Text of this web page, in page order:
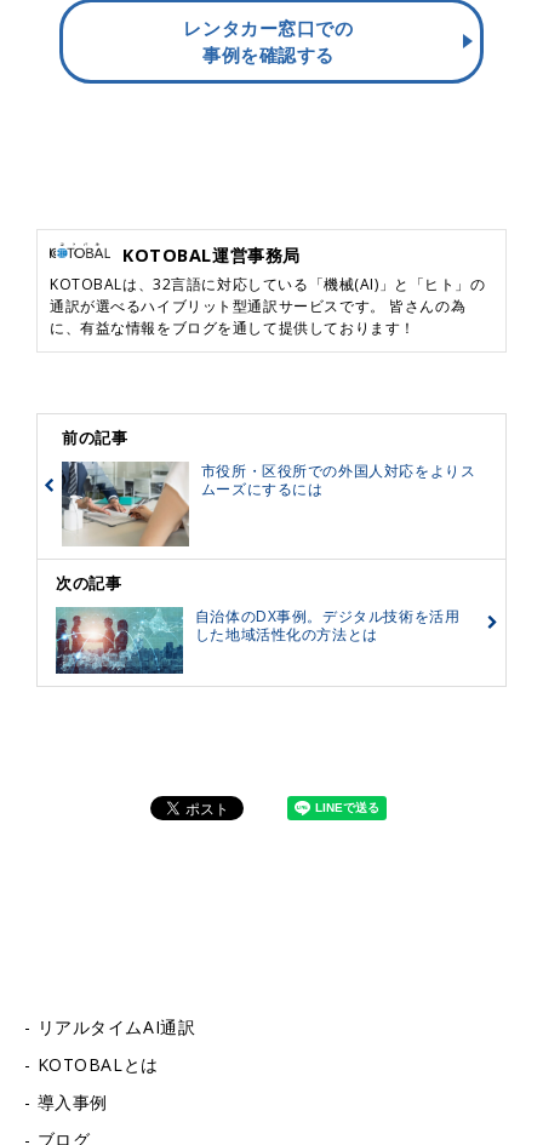
レンタカー窓口での
事例を確認する
KOTOBAL運営事務局
KOTOBALは、32言語に対応している「機械(AI)」と「ヒト」の
通訳が選べるハイブリット型通訳サービスです。 皆さんの為
に、有益な情報をブログを通して提供しております！
前の記事
市役所・区役所での外国人対応をよりス
ムーズにするには
次の記事
自治体のDX事例。デジタル技術を活用
した地域活性化の方法とは
リアルタイムAI通訳
KOTOBALとは
導入事例
ブログ